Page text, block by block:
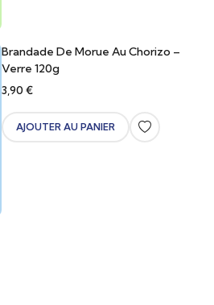
Brandade De Morue Au Chorizo –
Verre 120g
3,90 €
AJOUTER AU PANIER